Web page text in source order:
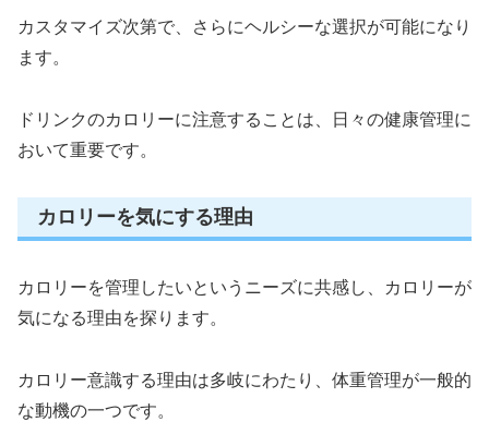
カスタマイズ次第で、さらにヘルシーな選択が可能になり
ます。
ドリンクのカロリーに注意することは、日々の健康管理に
おいて重要です。
カロリーを気にする理由
カロリーを管理したいというニーズに共感し、カロリーが
気になる理由を探ります。
カロリー意識する理由は多岐にわたり、体重管理が一般的
な動機の一つです。